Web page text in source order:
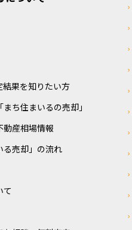
結果を知りたい方
ち住まいるの売却」
動産相場情報
る売却」の流れ
て